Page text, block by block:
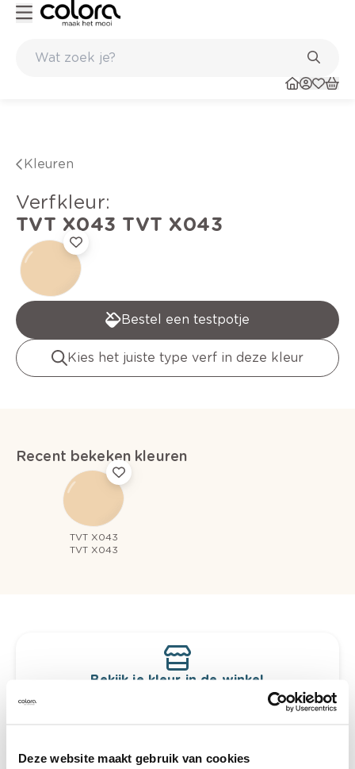
Deze website maakt gebruik van cookies
Kleuren
verfkleur:
TVT X043 TVT X043
Bestel een testpotje
Kies het juiste type verf in deze kleur
Recent bekeken kleuren
TVT X043
TVT X043
Bekijk je kleur in de winkel
Ontdek er kleurechte stalen van je
te verfijnen.